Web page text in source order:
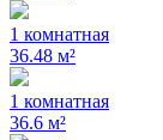
1 комнатная
36.48 м²
1 комнатная
36.6 м²